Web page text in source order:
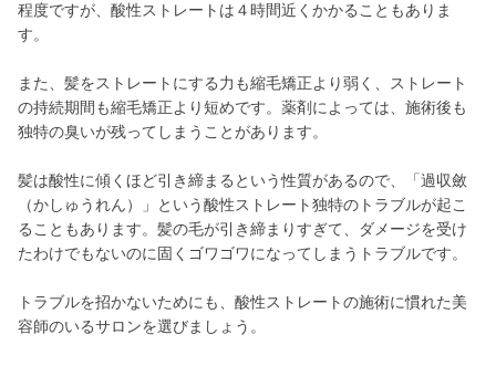
程度ですが、酸性ストレートは４時間近くかかることもありま
す。
また、髪をストレートにする力も縮毛矯正より弱く、ストレート
の持続期間も縮毛矯正より短めです。薬剤によっては、施術後も
独特の臭いが残ってしまうことがあります。
髪は酸性に傾くほど引き締まるという性質があるので、「過収斂
（かしゅうれん）」という酸性ストレート独特のトラブルが起こ
ることもあります。髪の毛が引き締まりすぎて、ダメージを受け
たわけでもないのに固くゴワゴワになってしまうトラブルです。
トラブルを招かないためにも、酸性ストレートの施術に慣れた美
容師のいるサロンを選びましょう。